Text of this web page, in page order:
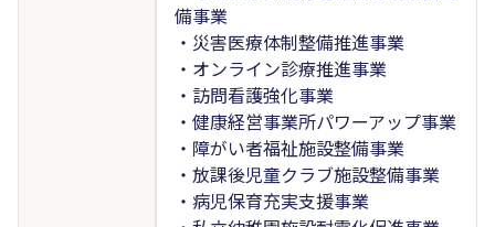
備事業
・災害医療体制整備推進事業
・オンライン診療推進事業
・訪問看護強化事業
・健康経営事業所パワーアップ事業
・障がい者福祉施設整備事業
・放課後児童クラブ施設整備事業
・病児保育充実支援事業